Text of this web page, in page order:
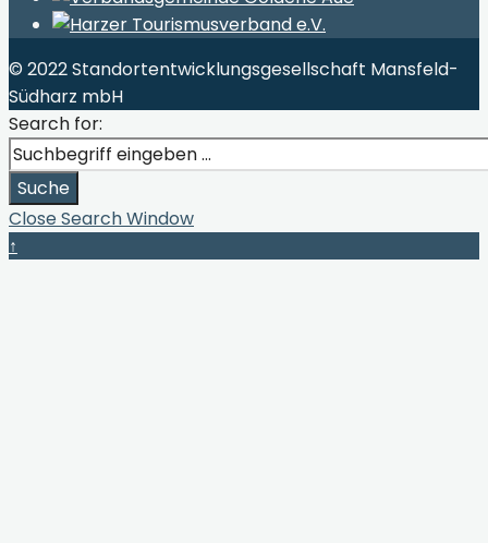
© 2022 Standortentwicklungsgesellschaft Mansfeld-
Südharz mbH
Search for:
Suche
Close Search Window
↑